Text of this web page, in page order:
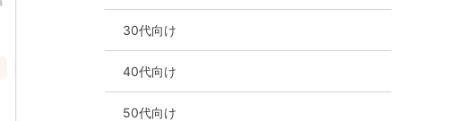
静岡県 浜松市
30代向け
40代向け
50代向け